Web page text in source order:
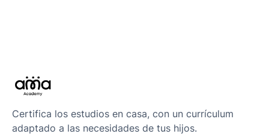
Certifica los estudios en casa, con un currículum
adaptado a las necesidades de tus hijos.